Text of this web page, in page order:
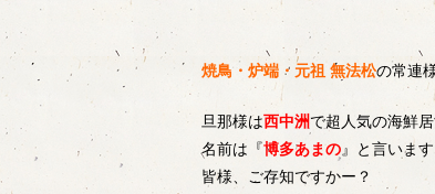
焼鳥・炉端・元祖 無法松の常連
旦那様は西中洲で超人気の海鮮
名前は『博多あまの』と言いま
皆様、ご存知ですかー？